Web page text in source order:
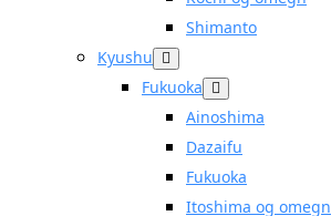
Shimanto
Kyushu
Fukuoka
Ainoshima
Dazaifu
Fukuoka
Itoshima og omegn